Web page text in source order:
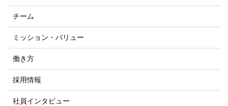
チーム
ミッション・バリュー
働き方
採用情報
社員インタビュー